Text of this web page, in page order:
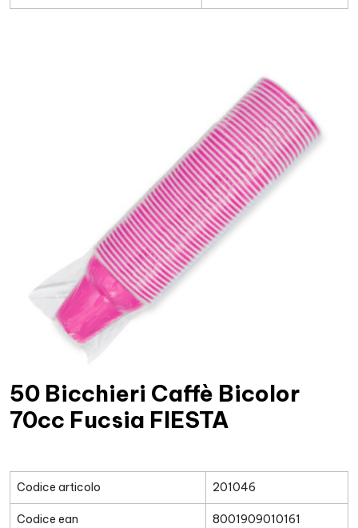
50 Bicchieri Caffè Bicolor
70cc Fucsia FIESTA
Codice articolo 201046
Codice ean 8001909010161